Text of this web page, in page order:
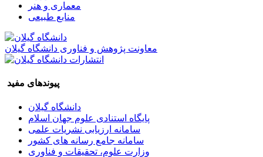
معماری و هنر
منابع طبیعی
معاونت پژوهش و فناوری دانشگاه گیلان
پیوندهای مفید
دانشگاه گیلان
پایگاه استنادی علوم جهان اسلام
سامانه ارزیابی نشریات علمی
سامانه جامع رسانه های کشور
وزارت علوم، تحقیقات و فناوری